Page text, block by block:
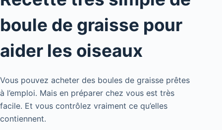
boule de graisse pour
aider les oiseaux
Vous pouvez acheter des boules de graisse prêtes
à l’emploi. Mais en préparer chez vous est très
facile. Et vous contrôlez vraiment ce qu’elles
contiennent.